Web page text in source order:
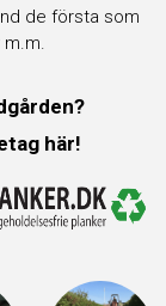
de första som
här!